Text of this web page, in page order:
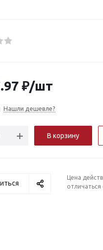
₽/шт
Нашли дешевле?
В корзину
Цена
отличаться